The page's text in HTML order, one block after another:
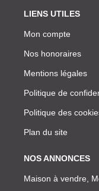
LIENS UTILES
Mon compte
Nos honoraires
Mentions légales
Politique de
Politique des
Plan du site
NOS ANNONCES
Maison à vendre,